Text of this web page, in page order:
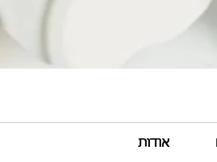
אודות